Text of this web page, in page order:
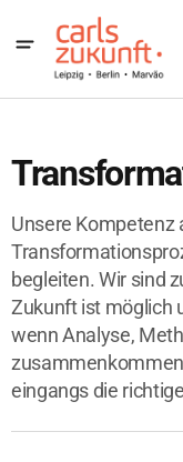
Unsere Kompetenz
begleiten. Wir sind
Zukunft ist möglich
wenn Analyse,
eingangs die